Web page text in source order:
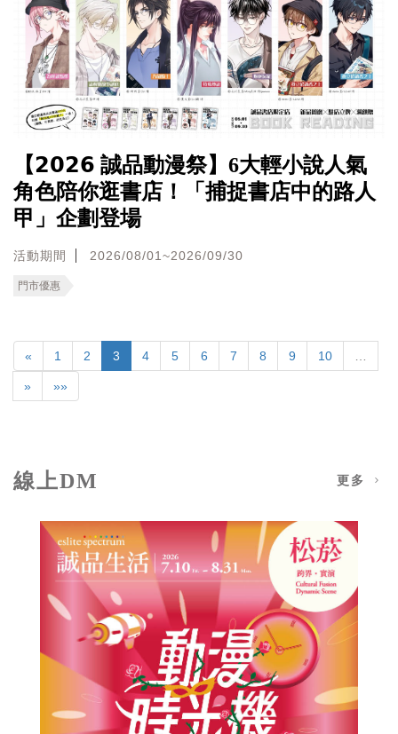
【𝟮𝟬𝟮𝟲 誠品動漫祭】6大輕小說人氣
角色陪你逛書店！「捕捉書店中的路人
甲」企劃登場
活動期間 2026/08/01~2026/09/30
門市優惠
« 1 2 3 4 5 6 7 8 9 10
» »»
線上DM 更多